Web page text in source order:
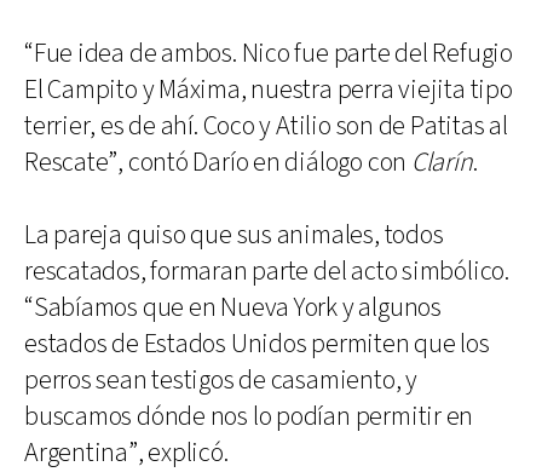
“Fue idea de ambos. Nico fue parte del Refugio
El Campito y Máxima, nuestra perra viejita tipo
terrier, es de ahí. Coco y Atilio son de Patitas al
Rescate”, contó Darío en diálogo con Clarín.
La pareja quiso que sus animales, todos
rescatados, formaran parte del acto simbólico.
“Sabíamos que en Nueva York y algunos
estados de Estados Unidos permiten que los
perros sean testigos de casamiento, y
buscamos dónde nos lo podían permitir en
Argentina”, explicó.